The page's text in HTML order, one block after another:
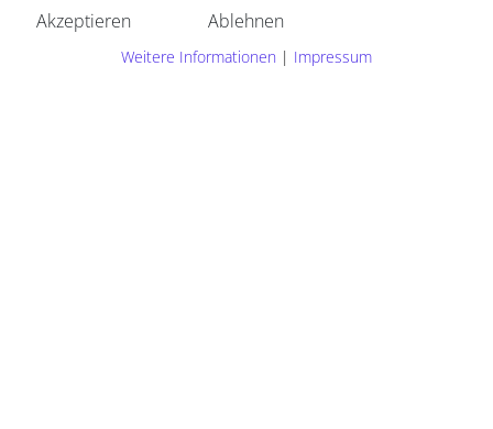
Akzeptieren Ablehnen
Weitere Informationen | Impressum